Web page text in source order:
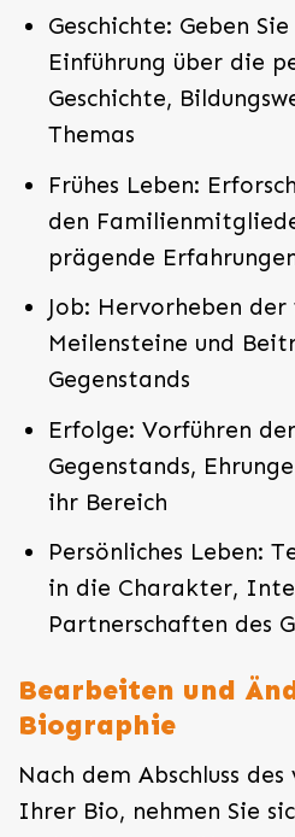
Geschichte: Geben
Einführung über die
Geschichte,
Themas
Frühes Leben:
den
prägende
Job: Hervorheben
Meilensteine und
Gegenstands
Erfolge: Vorführen
Gegenstands,
ihr Bereich
Persönliches Leben:
in die Charakter,
Partnerschaften des
Bearbeiten und
Biographie
Nach dem Abschluss
Ihrer Bio, nehmen Sie